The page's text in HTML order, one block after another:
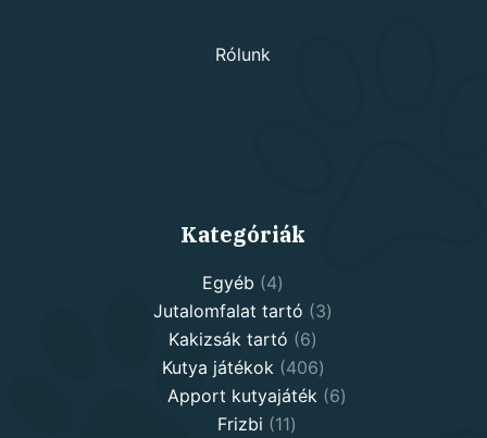
Rólunk
Kategóriák
Egyéb 44
products
Jutalomfalat tartó 33
Kakizsák tartó 66
products
Kutya játékok 406406
products
Apport kutyajáték 66
Frizbi 1111